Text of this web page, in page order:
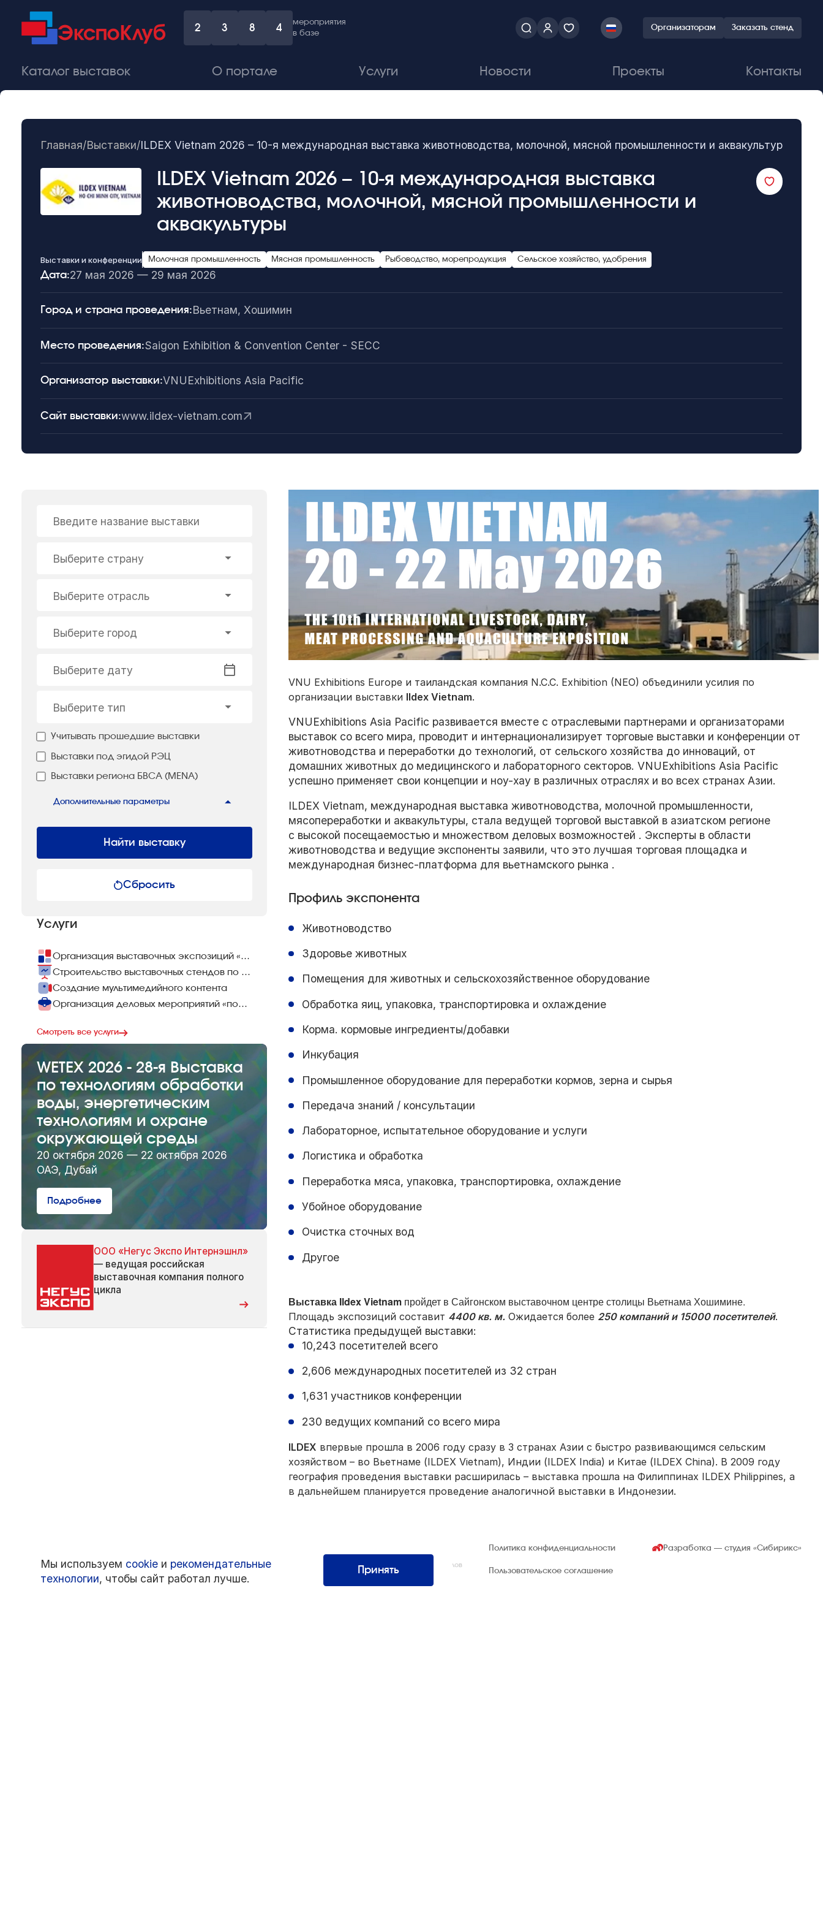
2 3 8 4
мероприятия
в базе
Организаторам Заказать стенд
Каталог выставок О портале Услуги Новости Проекты Контакты
Главная/Выставки/ILDEX Vietnam 2026 – 10-я международная выставка животноводства, молочной, мясной промышленности и аквакультуры
ILDEX Vietnam 2026 – 10-я международная выставка
животноводства, молочной, мясной промышленности и
аквакультуры
Выставки и конференции Молочная промышленность Мясная промышленность Рыбоводство, морепродукция Сельское хозяйство, удобрения
Дата:27 мая 2026 — 29 мая 2026
Город и страна проведения:Вьетнам, Хошимин
Место проведения:Saigon Exhibition & Convention Center - SECC
Организатор выставки:VNUExhibitions Asia Pacific
Сайт выставки:www.ildex-vietnam.com
Введите название выставки
Выберите страну
Выберите отрасль
Выберите город
Выберите дату
Выберите тип
Учитывать прошедшие выставки
Выставки под эгидой РЭЦ
Выставки региона БВСА (MENA)
Дополнительные параметры
Найти выставку
Сбросить
Услуги
Организация выставочных экспозиций «под ключ»
Строительство выставочных стендов по всему миру
Создание мультимедийного контента
Организация деловых мероприятий «под ключ»
Смотреть все услуги
WETEX 2026 - 28-я Выставка
по технологиям обработки
воды, энергетическим
технологиям и охране
окружающей среды
20 октября 2026 — 22 октября 2026
ОАЭ, Дубай
Подробнее
ООО «Негус Экспо Интернэшнл»
— ведущая российская
выставочная компания полного
цикла
VNU Exhibitions Europe и таиландская компания N.C.C. Exhibition (NEO) объединили усилия по
организации выставки Ildex Vietnam.
VNUExhibitions Asia Pacific развивается вместе с отраслевыми партнерами и организаторами
выставок со всего мира, проводит и интернационализирует торговые выставки и конференции от
животноводства и переработки до технологий, от сельского хозяйства до инноваций, от
домашних животных до медицинского и лабораторного секторов. VNUExhibitions Asia Pacific
успешно применяет свои концепции и ноу-хау в различных отраслях и во всех странах Азии.
ILDEX Vietnam, международная выставка животноводства, молочной промышленности,
мясопереработки и аквакультуры, стала ведущей торговой выставкой в ​​азиатском регионе
с высокой посещаемостью и множеством деловых возможностей . Эксперты в области
животноводства и ведущие экспоненты заявили, что это лучшая торговая площадка и
международная бизнес-платформа для вьетнамского рынка .
Профиль экспонента
Животноводство
Здоровье животных
Помещения для животных и сельскохозяйственное оборудование
Обработка яиц, упаковка, транспортировка и охлаждение
Корма. кормовые ингредиенты/добавки
Инкубация
Промышленное оборудование для переработки кормов, зерна и сырья
Передача знаний / консультации
Лабораторное, испытательное оборудование и услуги
Логистика и обработка
Переработка мяса, упаковка, транспортировка, охлаждение
Убойное оборудование
Очистка сточных вод
Другое
Выставка Ildex Vietnam пройдет в Сайгонском выставочном центре столицы Вьетнама Хошимине.
Площадь экспозиций составит 4400 кв. м. Ожидается более 250 компаний и 15000 посетителей.
Статистика предыдущей выставки:
10,243 посетителей всего
2,606 международных посетителей из 32 стран
1,631 участников конференции
230 ведущих компаний со всего мира
ILDEX впервые прошла в 2006 году сразу в 3 странах Азии с быстро развивающимся сельским
хозяйством – во Вьетнаме (ILDEX Vietnam), Индии (ILDEX India) и Китае (ILDEX China). В 2009 году
география проведения выставки расширилась – выставка прошла на Филиппинах ILDEX Philippines, а
в дальнейшем планируется проведение аналогичной выставки в Индонезии.
Интернэшнл»
Все права защищены. Использование материалов
возможно только со ссылкой на источник.
Политика конфиденциальности
Пользовательское соглашение
Разработка — студия«Сибирикс»
Мы используем cookie и рекомендательные
технологии, чтобы сайт работал лучше.
Принять